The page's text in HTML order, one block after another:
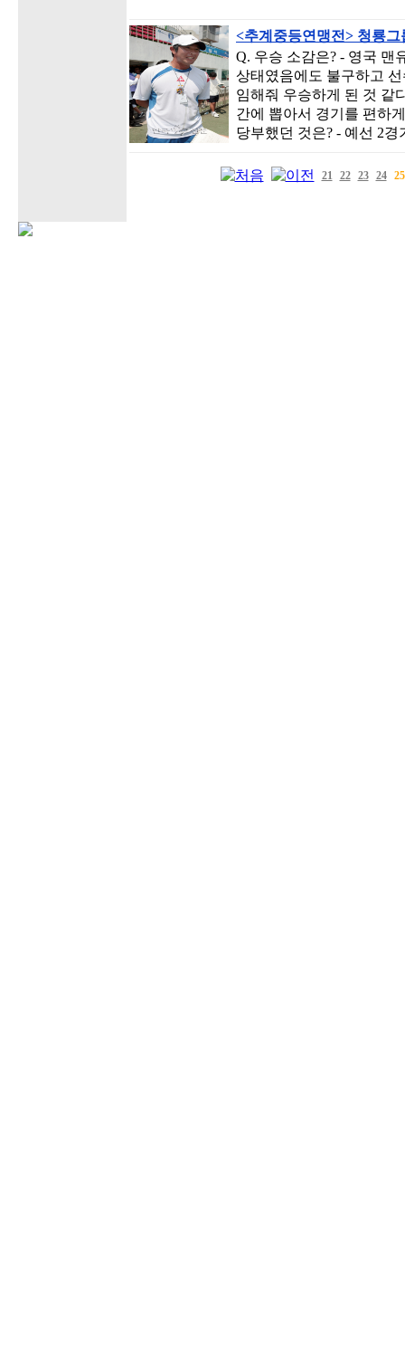
<추계중등연맹전> 청룡
Q. 우승 소감은? - 영국 맨
상태였음에도 불구하고
임해줘 우승하게 된 것 같
간에 뽑아서 경기를 편하
당부했던 것은? - 예선 2
21 22 23 24 25